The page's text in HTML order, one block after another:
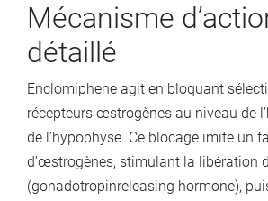
Mécanisme
détaillé
Enclomiphene agit en bloquant
récepteurs œstrogènes au niveau de
de l’hypophyse. Ce blocage imite un
d’œstrogènes, stimulant la libération
(gonadotropin­releasing hormone),